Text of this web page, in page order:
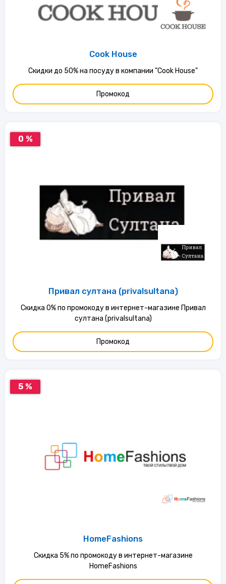
Cook House
Скидки до 50% на посуду в компании "Cook House"
Промокод
0 %
Привал султана (privalsultana)
Скидка 0% по промокоду в интернет-магазине Привал
султана (privalsultana)
Промокод
5 %
HomeFashions
Скидка 5% по промокоду в интернет-магазине
HomeFashions